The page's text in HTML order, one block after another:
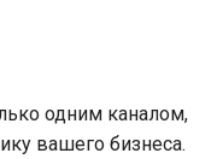
одним каналом,
вашего бизнеса.